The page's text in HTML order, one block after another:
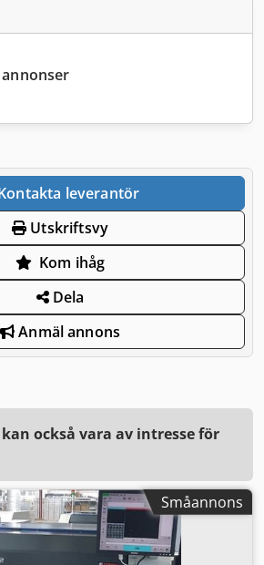
annonser
leverantör
Utskriftsvy
Kom ihåg
Dela
Anmäl annons
också vara av intresse för
Småannons